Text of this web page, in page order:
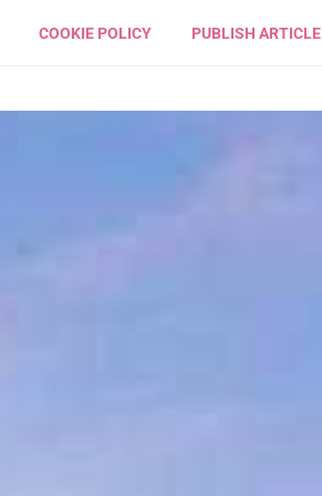
COOKIE POLICY PUBLISH ARTICLE